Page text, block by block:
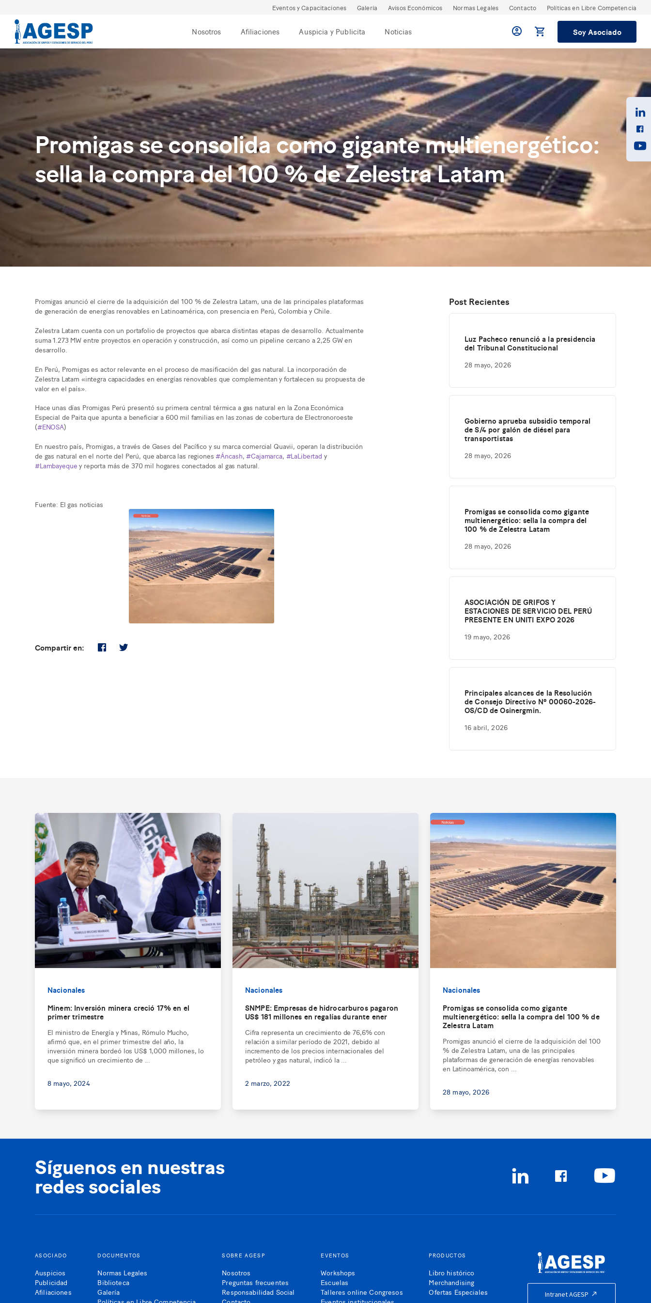
Eventos y Capacitaciones Galería Avisos Económicos Normas Legales Contacto Políticas en Libre Competencia
Nosotros Afiliaciones Auspicia y Publicita Noticias Soy Asociado
Promigas se consolida como gigante multienergético:
sella la compra del 100 % de Zelestra Latam
Promigas anunció el cierre de la adquisición del 100 % de Zelestra Latam, una de las principales plataformas
de generación de energías renovables en Latinoamérica, con presencia en Perú, Colombia y Chile.
Zelestra Latam cuenta con un portafolio de proyectos que abarca distintas etapas de desarrollo. Actualmente
suma 1.273 MW entre proyectos en operación y construcción, así como un pipeline cercano a 2,25 GW en
desarrollo.
En Perú, Promigas es actor relevante en el proceso de masificación del gas natural. La incorporación de
Zelestra Latam «integra capacidades en energías renovables que complementan y fortalecen su propuesta de
valor en el país».
Hace unas días Promigas Perú presentó su primera central térmica a gas natural en la Zona Económica
Especial de Paita que apunta a beneficiar a 600 mil familias en las zonas de cobertura de Electronoroeste
(#ENOSA)
En nuestro país, Promigas, a través de Gases del Pacífico y su marca comercial Quavii, operan la distribución
de gas natural en el norte del Perú, que abarca las regiones#Áncash,#Cajamarca, #LaLibertad y
#Lambayeque y reporta más de 370 mil hogares conectados al gas natural.
Fuente: El gas noticias
Compartir en:
Post Recientes
Luz Pacheco renunció a la presidencia
del Tribunal Constitucional
28 mayo, 2026
Gobierno aprueba subsidio temporal
de S/4 por galón de diésel para
transportistas
28 mayo, 2026
Promigas se consolida como gigante
multienergético: sella la compra del
100 % de Zelestra Latam
28 mayo, 2026
ASOCIACIÓN DE GRIFOS Y
ESTACIONES DE SERVICIO DEL PERÚ
PRESENTE EN UNITI EXPO 2026
19 mayo, 2026
Principales alcances de la Resolución
de Consejo Directivo Nº 00060-2026-
OS/CD de Osinergmin.
16 abril, 2026
Nacionales
Minem: Inversión minera creció 17% en el
primer trimestre
El ministro de Energía y Minas, Rómulo Mucho,
afirmó que, en el primer trimestre del año, la
inversión minera bordeó los US$ 1,000 millones, lo
que significó un crecimiento de ...
8 mayo, 2024
Nacionales
SNMPE: Empresas de hidrocarburos pagaron
US$ 181 millones en regalías durante ener
Cifra representa un crecimiento de 76,6% con
relación a similar período de 2021, debido al
incremento de los precios internacionales del
petróleo y gas natural, indicó la ...
2 marzo, 2022
Nacionales
Promigas se consolida como gigante
multienergético: sella la compra del 100 % de
Zelestra Latam
Promigas anunció el cierre de la adquisición del 100
% de Zelestra Latam, una de las principales
plataformas de generación de energías renovables
en Latinoamérica, con ...
28 mayo, 2026
Síguenos en nuestras
redes sociales
ASOCIADO
Auspicios
Publicidad
Afiliaciones
DOCUMENTOS
Normas Legales
Biblioteca
Galería
SOBRE AGESP
Nosotros
Preguntas frecuentes
Responsabilidad Social
EVENTOS
Workshops
Escuelas
Talleres online Congresos
PRODUCTOS
Libro histórico
Merchandising
Ofertas Especiales
Intranet AGESP